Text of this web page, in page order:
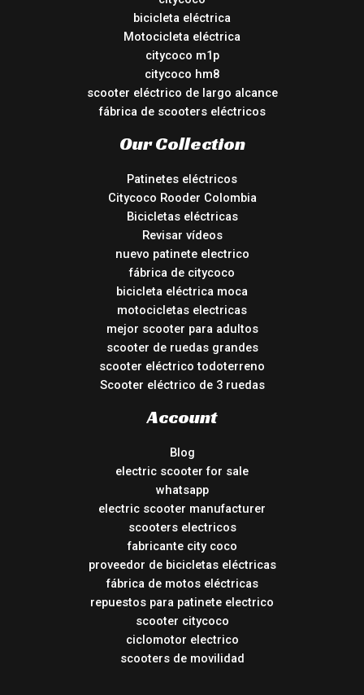
bicicleta eléctrica
Motocicleta eléctrica
citycoco m1p
citycoco hm8
scooter eléctrico de largo alcance
fábrica de scooters eléctricos
Our Collection
Patinetes eléctricos
Citycoco Rooder Colombia
Bicicletas eléctricas
Revisar vídeos
nuevo patinete electrico
fábrica de citycoco
bicicleta eléctrica moca
motocicletas electricas
mejor scooter para adultos
scooter de ruedas grandes
scooter eléctrico todoterreno
Scooter eléctrico de 3 ruedas
Account
Blog
electric scooter for sale
whatsapp
electric scooter manufacturer
scooters electricos
fabricante city coco
proveedor de bicicletas eléctricas
fábrica de motos eléctricas
repuestos para patinete electrico
scooter citycoco
ciclomotor electrico
scooters de movilidad